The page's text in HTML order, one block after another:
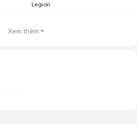
Legion
Xem thêm